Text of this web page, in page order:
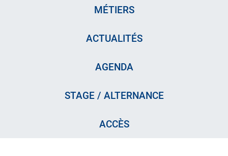
MÉTIERS
ACTUALITÉS
AGENDA
STAGE / ALTERNANCE
ACCÈS